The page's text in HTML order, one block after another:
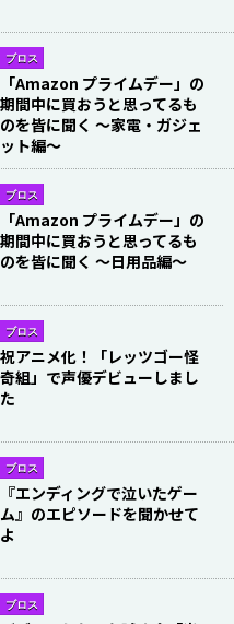
ブロス
「Amazon プライムデー」の
期間中に買おうと思ってるも
のを皆に聞く 〜家電・ガジェ
ット編〜
ブロス
「Amazon プライムデー」の
期間中に買おうと思ってるも
のを皆に聞く 〜日用品編〜
ブロス
祝アニメ化！「レッツゴー怪
奇組」で声優デビューしまし
た
ブロス
『エンディングで泣いたゲー
ム』のエピソードを聞かせて
よ
ブロス